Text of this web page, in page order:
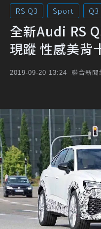
RS Q3 Sport
全新Audi RS
現蹤 性感美背
2019-09-20 13:24 聯合新聞